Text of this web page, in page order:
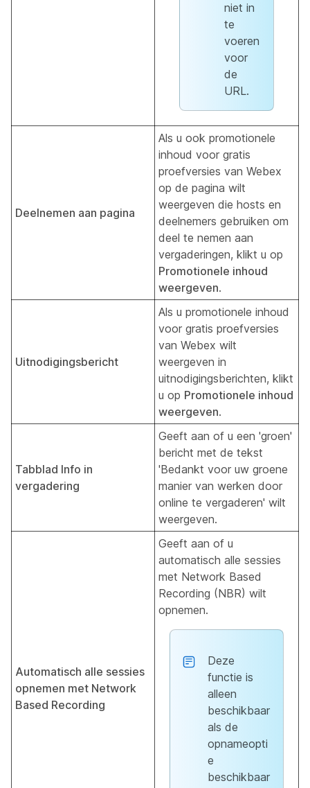
niet in
te
voeren
voor
de
URL.
Deelnemen aan pagina
Als u ook promotionele
inhoud voor gratis
proefversies van Webex
op de pagina wilt
weergeven die hosts en
deelnemers gebruiken om
deel te nemen aan
vergaderingen, klikt u op
Promotionele inhoud
weergeven.
Uitnodigingsbericht
Als u promotionele inhoud
voor gratis proefversies
van Webex wilt
weergeven in
uitnodigingsberichten, klikt
u op Promotionele inhoud
weergeven.
Tabblad Info in
vergadering
Geeft aan of u een 'groen'
bericht met de tekst
'Bedankt voor uw groene
manier van werken door
online te vergaderen' wilt
weergeven.
Automatisch alle sessies
opnemen met Network
Based Recording
Geeft aan of u
automatisch alle sessies
met Network Based
Recording (NBR) wilt
opnemen.
Deze
functie is
alleen
beschikbaar
als de
opnameopti
e
beschikbaar